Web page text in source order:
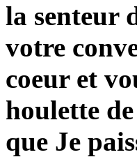
la senteur
votre
coeur et
houlette
que Je